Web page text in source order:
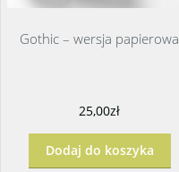
Gothic – wersja papierowa
25,00zł
Dodaj do koszyka